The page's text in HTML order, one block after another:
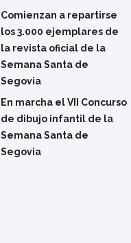
Comienzan a repartirse
los 3.000 ejemplares de
la revista oficial de la
Semana Santa de
Segovia
En marcha el VII Concurso
de dibujo infantil de la
Semana Santa de
Segovia